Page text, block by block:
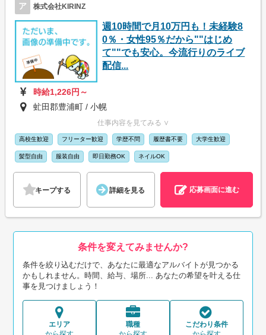
ア 株式会社KIRINZ
週10時間で月10万円も！未経験8
0％・女性95％だから""はじめ
て""でも安心。今流行りのライブ
配信...
時給1,226円～
虻田郡豊浦町 / 小幌
仕事内容を見てみる ∨
高校生歓迎 フリーター歓迎 学歴不問 履歴書不要 大学生歓迎
髪型自由 服装自由 即日勤務OK ネイルOK
キープする 詳細を見る 応募画面に進む
条件を変えてみませんか?
条件を絞り込むだけで、あなたに最適なアルバイトが見つかる
かもしれません。時間、給与、場所... あなたの希望を叶える仕
事を見つけましょう！
エリア
職種
こだわり条件